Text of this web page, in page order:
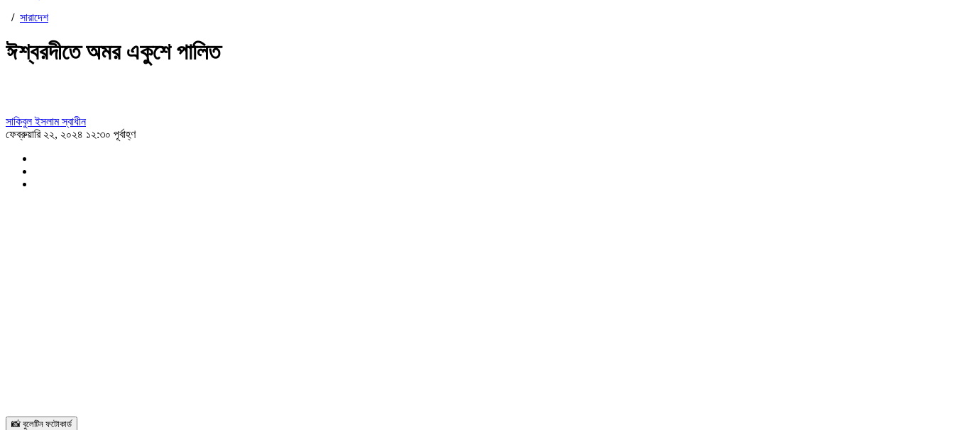
/ সারাদেশ
ঈশ্বরদীতে অমর একুশে পালিত
সাকিবুল ইসলাম স্বাধীন
ফেব্রুয়ারি ২২, ২০২৪ ১২:৩০ পূর্বাহ্ণ
📸 বুলেটিন ফটোকার্ড